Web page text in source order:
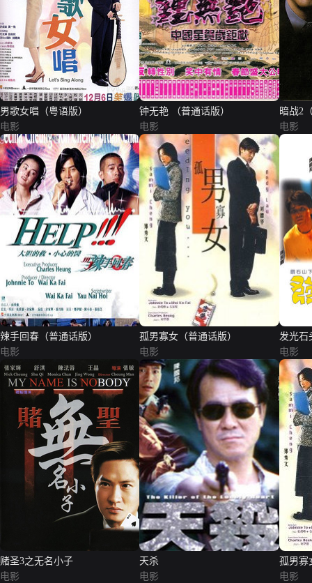
男歌女唱（粤语版）
电影
钟无艳 （普通话版）
电影
暗战2
电影
辣手回春（普通话版）
电影
孤男寡女（普通话版）
电影
发光石
电影
赌圣3之无名小子
电影
天杀
电影
孤男寡
电影